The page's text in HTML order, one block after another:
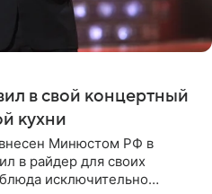
в свой концертный
кухни
Минюстом РФ в
в райдер для своих
исключительно